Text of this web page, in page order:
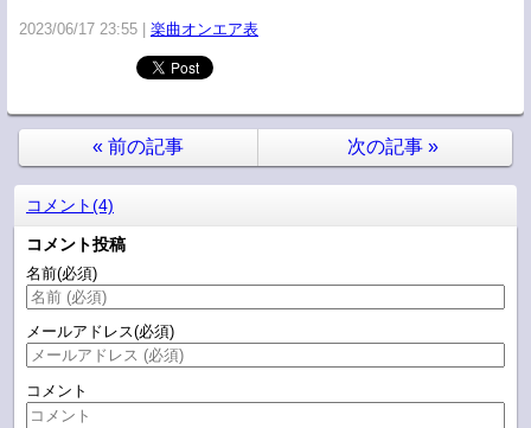
2023/06/17 23:55 楽曲オンエア表
« 前の記事 次の記事 »
コメント(4)
コメント投稿
名前(必須)
メールアドレス(必須)
コメント